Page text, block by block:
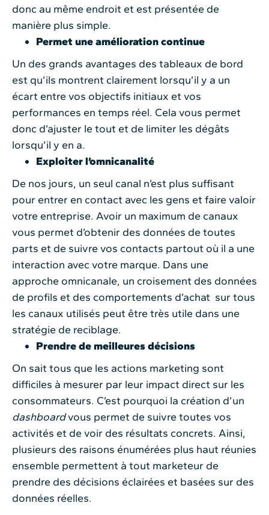
donc au même endroit et est présentée de
manière plus simple.
Permet une amélioration continue
Un des grands avantages des tableaux de bord
est qu’ils montrent clairement lorsqu’il y a un
écart entre vos objectifs initiaux et vos
performances en temps réel. Cela vous permet
donc d’ajuster le tout et de limiter les dégâts
lorsqu’il y en a.
Exploiter l’omnicanalité
De nos jours, un seul canal n’est plus suffisant
pour entrer en contact avec les gens et faire valoir
votre entreprise. Avoir un maximum de canaux
vous permet d’obtenir des données de toutes
parts et de suivre vos contacts partout où il a une
interaction avec votre marque. Dans une
approche omnicanale, un croisement des données
de profils et des comportements d’achat sur tous
les canaux utilisés peut être très utile dans une
stratégie de reciblage.
Prendre de meilleures décisions
On sait tous que les actions marketing sont
difficiles à mesurer par leur impact direct sur les
consommateurs. C’est pourquoi la création d’un
dashboardvous permet de suivre toutes vos
activités et de voir des résultats concrets. Ainsi,
plusieurs des raisons énumérées plus haut réunies
ensemble permettent à tout marketeur de
prendre des décisions éclairées et basées sur des
données réelles.